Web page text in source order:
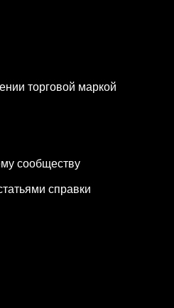
торговой маркой
сообществу
справки